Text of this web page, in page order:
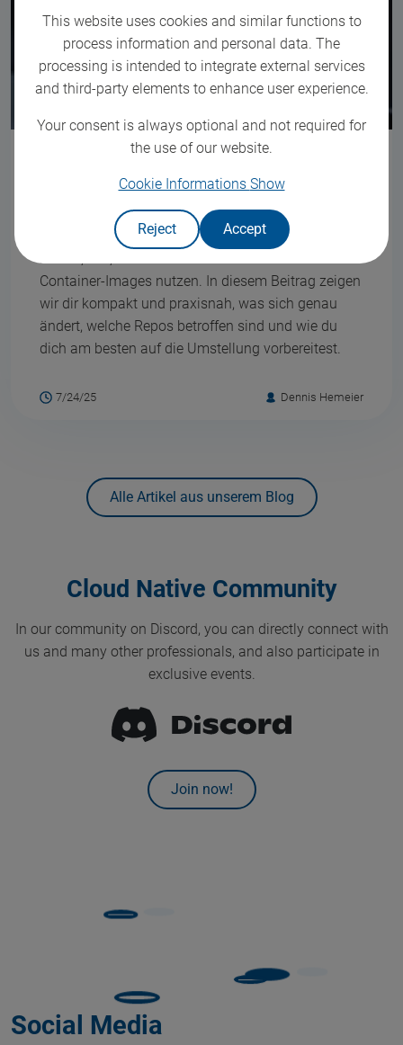
This website uses cookies and similar functions to
process information and personal data. The
processing is intended to integrate external services
and third-party elements to enhance user experience.
Your consent is always optional and not required for
the use of our website.
Cookie Informations Show
Reject Accept
2025 ändert (und was du jetzt tun solltest)
Ab dem 28. August 2025 steht eine wichtige
Umstellung bevor, die alle Kubernetes-Nutzer
betrifft, alle, die Bitnami Helm Charts und
Container-Images nutzen. In diesem Beitrag zeigen
wir dir kompakt und praxisnah, was sich genau
ändert, welche Repos betroffen sind und wie du
dich am besten auf die Umstellung vorbereitest.
7/24/25 Dennis Hemeier
Alle Artikel aus unserem Blog
Cloud Native Community
In our community on Discord, you can directly connect with
us and many other professionals, and also participate in
exclusive events.
Join now!
Social Media